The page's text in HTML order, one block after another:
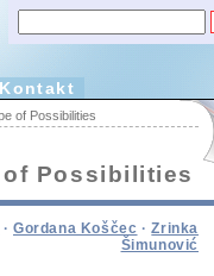
Kontakt
of Possibilities
Possibilities
· Gordana Koščec ·Zrinka
Šimunović